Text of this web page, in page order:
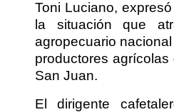
Toni Luciano,
la situación que
agropecuario
productores
San Juan.
El dirigente